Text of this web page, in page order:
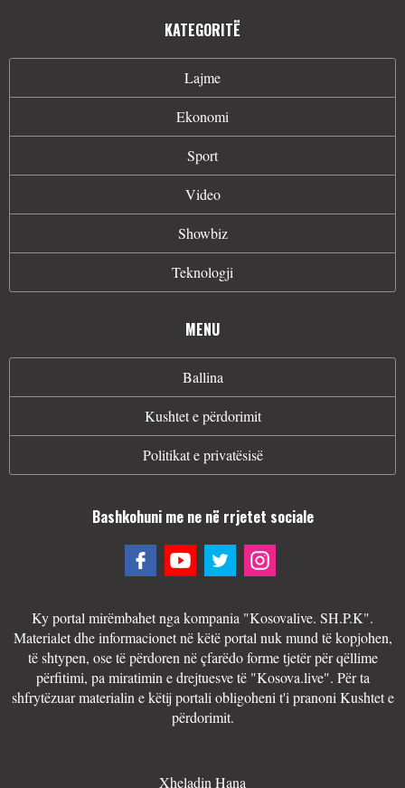
KATEGORITË
Lajme
Ekonomi
Sport
Video
Showbiz
Teknologji
MENU
Ballina
Kushtet e përdorimit
Politikat e privatësisë
Bashkohuni me ne në rrjetet sociale
Ky portal mirëmbahet nga kompania "Kosovalive. SH.P.K".
Materialet dhe informacionet në këtë portal nuk mund të kopjohen,
të shtypen, ose të përdoren në çfarëdo forme tjetër për qëllime
përfitimi, pa miratimin e drejtuesve të "Kosova.live". Për ta
shfrytëzuar materialin e këtij portali obligoheni t'i pranoni Kushtet e
përdorimit.
Xheladin Hana